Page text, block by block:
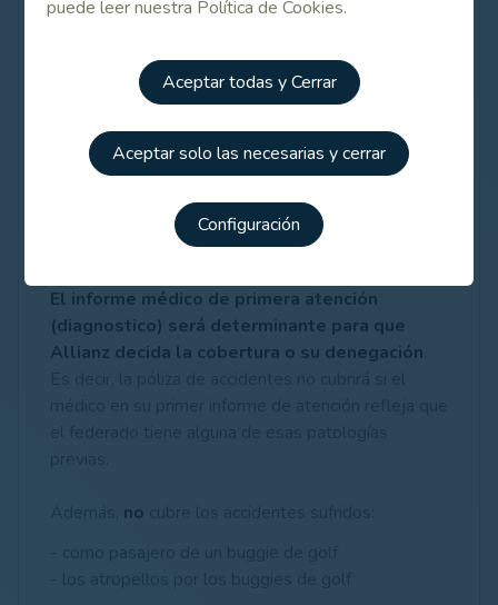
puede leer nuestra Política de Cookies.
Aceptar todas y Cerrar
Aceptar solo las necesarias y cerrar
Configuración
Los accidentes diagnosticados como:
- lesiones crónicas y/o preexistentes,
- enfermedades o patologías crónicas derivadas de
la práctica habitual del deporte,
- microtraumatismos repetidos, tendinitis, bursitis
crónica, artrosis o artritis,
- hernias discales,
El informe médico de primera atención
(diagnostico) será determinante para que
Allianz decida la cobertura o su denegación
Es decir, la póliza de accidentes no cubrirá si el
médico en su primer informe de atención refleja que
el federado tiene alguna de esas patologías
previas.
Además, no cubre los accidentes sufridos:
- como pasajero de un buggie de golf
- los atropellos por los buggies de golf